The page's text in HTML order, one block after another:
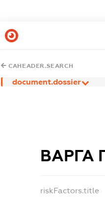
CAHEADER.SEARCH
document.dossier
ВАРГА
riskFactors.title